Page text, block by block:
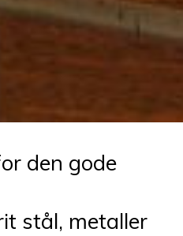
den gode
stål, metaller